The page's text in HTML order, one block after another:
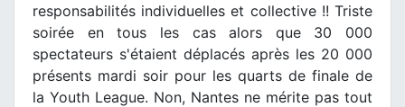
responsabilités individuelles et collective !! Triste
soirée en tous les cas alors que 30 000
spectateurs s'étaient déplacés après les 20 000
présents mardi soir pour les quarts de finale de
la Youth League. Non, Nantes ne mérite pas tout